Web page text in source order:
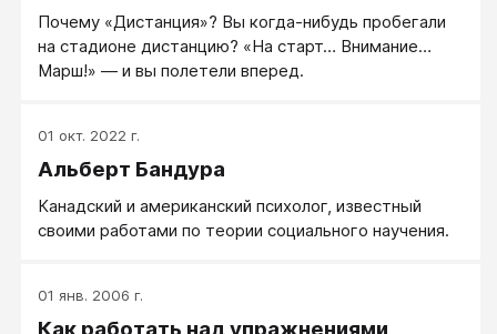
Почему «Дистанция»? Вы когда-нибудь пробегали
на стадионе дистанцию? «На старт… Внимание…
Марш!» — и вы полетели вперед.
01 окт. 2022 г.
Альберт Бандура
Канадский и американский психолог, известный
своими работами по теории социального научения.
01 янв. 2006 г.